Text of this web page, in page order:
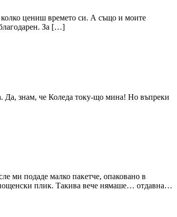
колко цениш времето си. А също и моите
За […]
Да, знам, че Коледа току-що мина! Но въпреки
ми подаде малко пакетче, опаковано в
пощенски плик. Такива вече нямаше… отдавна…